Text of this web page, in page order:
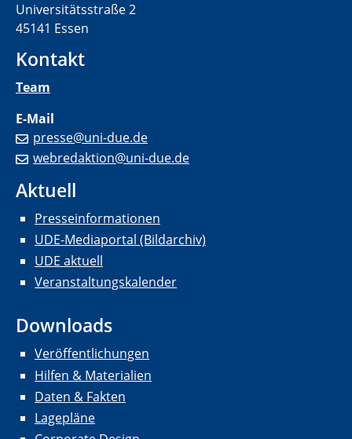
Universitätsstraße 2
45141 Essen
Kontakt
Team
E-Mail
presse@uni-due.de
webredaktion@uni-due.de
Aktuell
Presseinformationen
UDE-Mediaportal (Bildarchiv)
UDE aktuell
Veranstaltungskalender
Downloads
Veröffentlichungen
Hilfen & Materialien
Daten & Fakten
Lagepläne